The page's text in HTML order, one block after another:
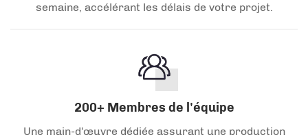
semaine, accélérant les délais de votre projet.
200+ Membres de l'équipe
Une main-d'œuvre dédiée assurant une production